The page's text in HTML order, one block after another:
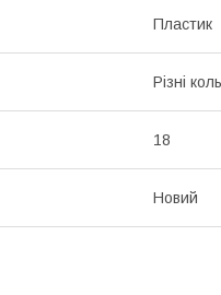
Пластик
Різні
18
Новий